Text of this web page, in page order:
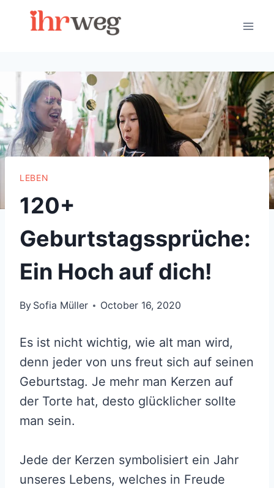
LEBEN
120+
Geburtstagssprüche:
Ein Hoch auf dich!
By Sofia Müller October 16, 2020
Es ist nicht wichtig, wie alt man wird,
denn jeder von uns freut sich auf seinen
Geburtstag. Je mehr man Kerzen auf
der Torte hat, desto glücklicher sollte
man sein.
Jede der Kerzen symbolisiert ein Jahr
unseres Lebens, welches in Freude